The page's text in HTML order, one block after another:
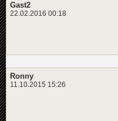
Gast2
22.02.2016 00:18
Ronny
11.10.2015 15:26